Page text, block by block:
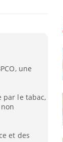
une
par le tabac,
et des
physiques ?
éviter une otite
vacances ?